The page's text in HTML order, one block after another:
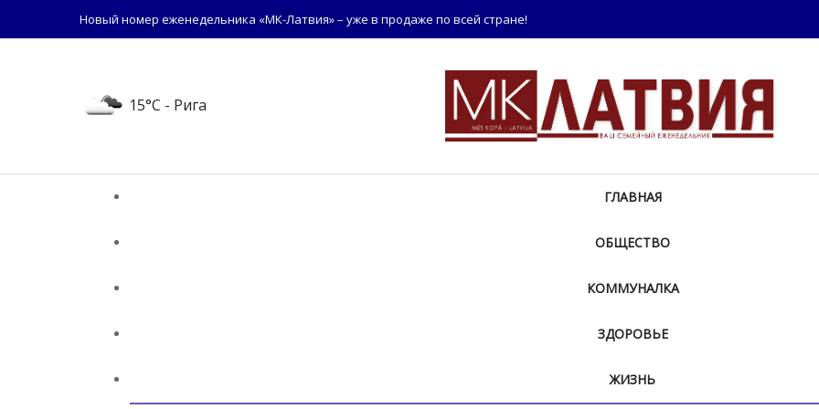
Новый номер еженедельника «МК-Латвия» – уже в продаже по всей стране!
15°C - Рига
ГЛАВНАЯ
ОБЩЕСТВО
КОММУНАЛКА
ЗДОРОВЬЕ
ЖИЗНЬ